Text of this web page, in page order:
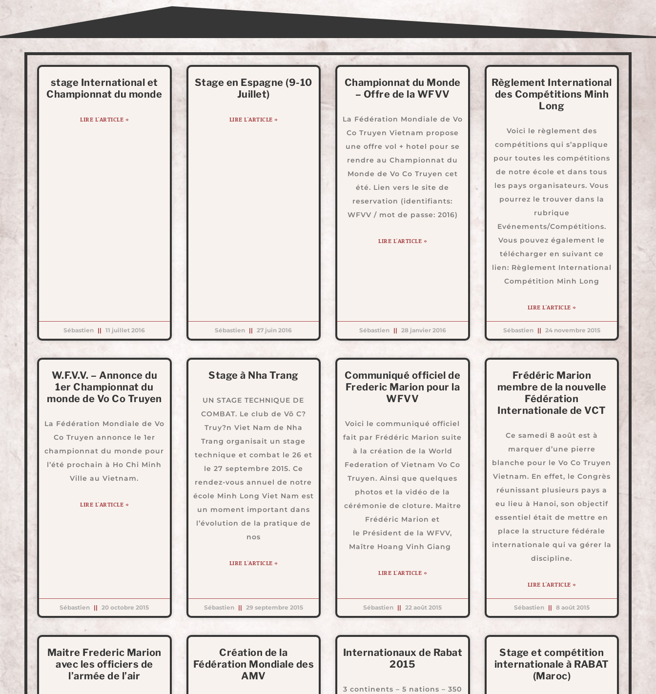
stage International et
Championnat du monde
LIRE L'ARTICLE »
Sébastien 11 juillet 2016
Stage en Espagne (9-10
Juillet)
LIRE L'ARTICLE »
Sébastien 27 juin 2016
Championnat du Monde
– Offre de la WFVV
La Fédération Mondiale de Vo
Co Truyen Vietnam propose
une offre vol + hotel pour se
rendre au Championnat du
Monde de Vo Co Truyen cet
été. Lien vers le site de
reservation (identifiants:
WFVV / mot de passe: 2016)
LIRE L'ARTICLE »
Sébastien 28 janvier 2016
Règlement International
des Compétitions Minh
Long
Voici le règlement des
compétitions qui s’applique
pour toutes les compétitions
de notre école et dans tous
les pays organisateurs. Vous
pourrez le trouver dans la
rubrique
Evénements/Compétitions.
Vous pouvez également le
télécharger en suivant ce
lien: Règlement International
Compétition Minh Long
LIRE L'ARTICLE »
Sébastien 24 novembre 2015
W.F.V.V. – Annonce du
1er Championnat du
monde de Vo Co Truyen
La Fédération Mondiale de Vo
Co Truyen annonce le 1er
championnat du monde pour
l’été prochain à Ho Chi Minh
Ville au Vietnam.
LIRE L'ARTICLE »
Sébastien 20 octobre 2015
Stage à Nha Trang
UN STAGE TECHNIQUE DE
COMBAT. Le club de Võ C?
Truy?n Viet Nam de Nha
Trang organisait un stage
technique et combat le 26 et
le 27 septembre 2015. Ce
rendez-vous annuel de notre
école Minh Long Viet Nam est
un moment important dans
l’évolution de la pratique de
nos
LIRE L'ARTICLE »
Sébastien 29 septembre 2015
Communiqué officiel de
Frederic Marion pour la
WFVV
Voici le communiqué officiel
fait par Frédéric Marion suite
à la création de la World
Federation of Vietnam Vo Co
Truyen. Ainsi que quelques
photos et la vidéo de la
cérémonie de cloture. Maitre
Frédéric Marion et
le Président de la WFVV,
Maître Hoang Vinh Giang
LIRE L'ARTICLE »
Sébastien 22 août 2015
Frédéric Marion
membre de la nouvelle
Fédération
Internationale de VCT
Ce samedi 8 août est à
marquer d’une pierre
blanche pour le Vo Co Truyen
Vietnam. En effet, le Congrès
réunissant plusieurs pays a
eu lieu à Hanoi, son objectif
essentiel était de mettre en
place la structure fédérale
internationale qui va gérer la
discipline.
LIRE L'ARTICLE »
Sébastien 8 août 2015
Maitre Frederic Marion
avec les officiers de
l’armée de l’air
Création de la
Fédération Mondiale des
AMV
Internationaux de Rabat
2015
3 continents – 5 nations – 350
Stage et compétition
internationale à RABAT
(Maroc)